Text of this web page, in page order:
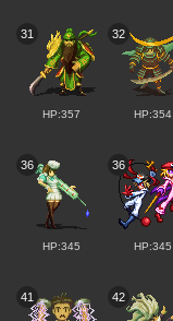
31
HP:357
32
HP:354
36
HP:345
36
HP:345
41 42